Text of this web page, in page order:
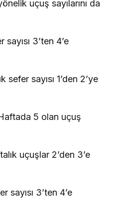
uçuş sayılarını da
sayısı 3’ten 4’e
sefer sayısı 1’den 2’ye
5 olan uçuş
uçuşlar 2’den 3’e
sayısı 3’ten 4’e